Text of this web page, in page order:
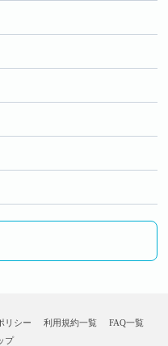
リシー 利用規約一覧
FAQ一覧
プ